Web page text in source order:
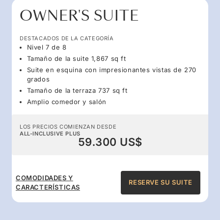
OWNER'S SUITE
DESTACADOS DE LA CATEGORÍA
Nivel 7 de 8
Tamaño de la suite 1,867 sq ft
Suite en esquina con impresionantes vistas de 270
grados
Tamaño de la terraza 737 sq ft
Amplio comedor y salón
LOS PRECIOS COMIENZAN DESDE
ALL-INCLUSIVE PLUS
59.300 US$
COMODIDADES Y
CARACTERÍSTICAS
RESERVE SU SUITE